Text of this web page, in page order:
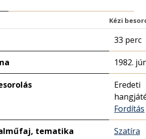
Kézi
33 perc
1982.
Eredeti
Fordítás
tematika Szatíra